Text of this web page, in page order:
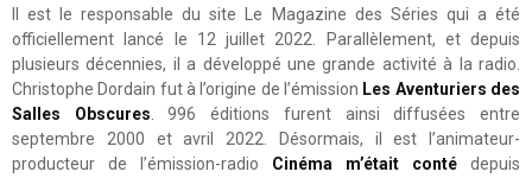
Il est le responsable du site Le Magazine des Séries qui a été
officiellement lancé le 12 juillet 2022. Parallèlement, et depuis
plusieurs décennies, il a développé une grande activité à la radio.
Christophe Dordain fut à l’origine de l’émission Les Aventuriers des
Salles Obscures . 996 éditions furent ainsi diffusées entre
septembre 2000 et avril 2022. Désormais, il est l’animateur-
producteur de l’émission-radio Cinéma m’était conté depuis